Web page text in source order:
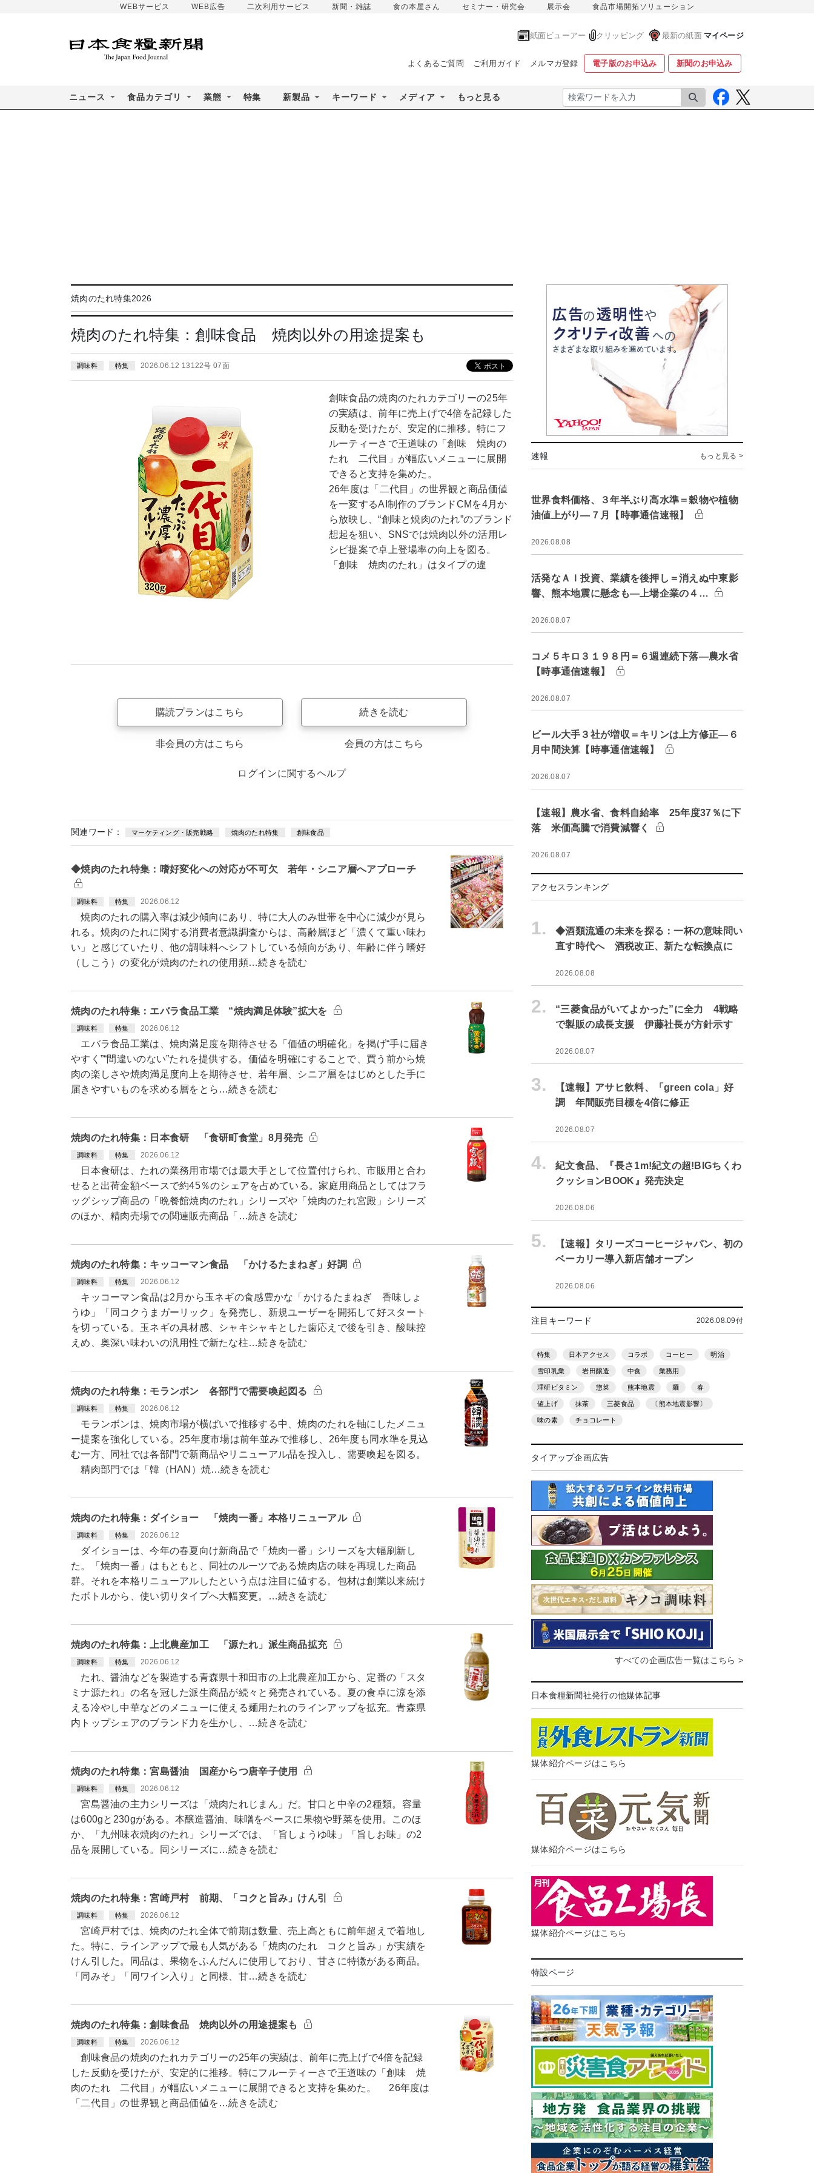
WEBサービス WEB広告 二次利用サービス 新聞・雑誌 食の本屋さん セミナー・研究会 展示会 食品市場開拓ソリューション
紙面ビューアー クリッピング 最新の紙面 マイページ
よくあるご質問 ご利用ガイド メルマガ登録 電子版のお申込み 新聞のお申込み
ニュース 食品カテゴリ 業態 特集 新製品 キーワード メディア もっと見る 検索
焼肉のたれ特集2026
焼肉のたれ特集：創味食品 焼肉以外の用途提案も
調味料 特集 2026.06.12 13122号 07面
創味食品の焼肉のたれカテゴリーの25年
の実績は、前年に売上げで4倍を記録した
反動を受けたが、安定的に推移。特にフ
ルーティーさで王道味の「創味 焼肉の
たれ 二代目」が幅広いメニューに展開
できると支持を集めた。
26年度は「二代目」の世界観と商品価値
を一変するAI制作のブランドCMを4月か
ら放映し、“創味と焼肉のたれ”のブランド
想起を狙い、SNSでは焼肉以外の活用レ
シピ提案で卓上登場率の向上を図る。
「創味 焼肉のたれ」はタイプの違
購読プランはこちら
非会員の方はこちら
続きを読む
会員の方はこちら
ログインに関するヘルプ
関連ワード： マーケティング・販売戦略 焼肉のたれ特集 創味食品
◆焼肉のたれ特集：嗜好変化への対応が不可欠 若年・シニア層へアプローチ
調味料 特集 2026.06.12
焼肉のたれの購入率は減少傾向にあり、特に大人のみ世帯を中心に減少が見ら
れる。焼肉のたれに関する消費者意識調査からは、高齢層ほど「濃くて重い味わ
い」と感じていたり、他の調味料へシフトしている傾向があり、年齢に伴う嗜好
（しこう）の変化が焼肉のたれの使用頻…続きを読む
焼肉のたれ特集：エバラ食品工業 “焼肉満足体験”拡大を
調味料 特集 2026.06.12
エバラ食品工業は、焼肉満足度を期待させる「価値の明確化」を掲げ“手に届き
やすく”“間違いのない”たれを提供する。価値を明確にすることで、買う前から焼
肉の楽しさや焼肉満足度向上を期待させ、若年層、シニア層をはじめとした手に
届きやすいものを求める層をとら…続きを読む
焼肉のたれ特集：日本食研 「食研町食堂」8月発売
調味料 特集 2026.06.12
日本食研は、たれの業務用市場では最大手として位置付けられ、市販用と合わ
せると出荷金額ベースで約45％のシェアを占めている。家庭用商品としてはフラ
ッグシップ商品の「晩餐館焼肉のたれ」シリーズや「焼肉のたれ宮殿」シリーズ
のほか、精肉売場での関連販売商品「…続きを読む
焼肉のたれ特集：キッコーマン食品 「かけるたまねぎ」好調
調味料 特集 2026.06.12
キッコーマン食品は2月から玉ネギの食感豊かな「かけるたまねぎ 香味しょ
うゆ」「同コクうまガーリック」を発売し、新規ユーザーを開拓して好スタート
を切っている。玉ネギの具材感、シャキシャキとした歯応えで後を引き、酸味控
えめ、奥深い味わいの汎用性で新たな柱…続きを読む
焼肉のたれ特集：モランボン 各部門で需要喚起図る
調味料 特集 2026.06.12
モランボンは、焼肉市場が横ばいで推移する中、焼肉のたれを軸にしたメニュ
ー提案を強化している。25年度市場は前年並みで推移し、26年度も同水準を見込
む一方、同社では各部門で新商品やリニューアル品を投入し、需要喚起を図る。
精肉部門では「韓（HAN）焼…続きを読む
焼肉のたれ特集：ダイショー 「焼肉一番」本格リニューアル
調味料 特集 2026.06.12
ダイショーは、今年の春夏向け新商品で「焼肉一番」シリーズを大幅刷新し
た。「焼肉一番」はもともと、同社のルーツである焼肉店の味を再現した商品
群。それを本格リニューアルしたという点は注目に値する。包材は創業以来続け
たボトルから、使い切りタイプへ大幅変更。…続きを読む
焼肉のたれ特集：上北農産加工 「源たれ」派生商品拡充
調味料 特集 2026.06.12
たれ、醤油などを製造する青森県十和田市の上北農産加工から、定番の「スタ
ミナ源たれ」の名を冠した派生商品が続々と発売されている。夏の食卓に涼を添
える冷やし中華などのメニューに使える麺用たれのラインアップを拡充。青森県
内トップシェアのブランド力を生かし、…続きを読む
焼肉のたれ特集：宮島醤油 国産からつ唐辛子使用
調味料 特集 2026.06.12
宮島醤油の主力シリーズは「焼肉たれじまん」だ。甘口と中辛の2種類。容量
は600gと230gがある。本醸造醤油、味噌をベースに果物や野菜を使用。このほ
か、「九州味衣焼肉のたれ」シリーズでは、「旨しょうゆ味」「旨しお味」の2
品を展開している。同シリーズに…続きを読む
焼肉のたれ特集：宮崎戸村 前期、「コクと旨み」けん引
調味料 特集 2026.06.12
宮崎戸村では、焼肉のたれ全体で前期は数量、売上高ともに前年超えで着地し
た。特に、ラインアップで最も人気がある「焼肉のたれ コクと旨み」が実績を
けん引した。同品は、果物をふんだんに使用しており、甘さに特徴がある商品。
「同みそ」「同ワイン入り」と同様、甘…続きを読む
焼肉のたれ特集：創味食品 焼肉以外の用途提案も
調味料 特集 2026.06.12
創味食品の焼肉のたれカテゴリーの25年の実績は、前年に売上げで4倍を記録
した反動を受けたが、安定的に推移。特にフルーティーさで王道味の「創味 焼
肉のたれ 二代目」が幅広いメニューに展開できると支持を集めた。 26年度は
「二代目」の世界観と商品価値を…続きを読む
速報 もっと見る >
世界食料価格、３年半ぶり高水準＝穀物や植物
油値上がり―７月【時事通信速報】
2026.08.08
活発なＡＩ投資、業績を後押し＝消えぬ中東影
響、熊本地震に懸念も―上場企業の４…
2026.08.07
コメ５キロ３１９８円＝６週連続下落―農水省
【時事通信速報】
2026.08.07
ビール大手３社が増収＝キリンは上方修正―６
月中間決算【時事通信速報】
2026.08.07
【速報】農水省、食料自給率 25年度37％に下
落 米価高騰で消費減響く
2026.08.07
アクセスランキング
1.
◆酒類流通の未来を探る：一杯の意味問い
直す時代へ 酒税改正、新たな転換点に
2026.08.08
2.
“三菱食品がいてよかった”に全力 4戦略
で製販の成長支援 伊藤社長が方針示す
2026.08.07
3.
【速報】アサヒ飲料、「green cola」好
調 年間販売目標を4倍に修正
2026.08.07
4.
紀文食品、『長さ1m!紀文の超!BIGちくわ
クッションBOOK』発売決定
2026.08.06
5.
【速報】タリーズコーヒージャパン、初の
ベーカリー導入新店舗オープン
2026.08.06
注目キーワード 2026.08.09付
特集 日本アクセス コラボ コーヒー 明治
雪印乳業 岩田醸造 中食 業務用
理研ビタミン 惣菜 熊本地震 麺 春
値上げ 抹茶 三菱食品 〔熊本地震影響〕
味の素 チョコレート
タイアップ企画広告
すべての企画広告一覧はこちら >
日本食糧新聞社発行の他媒体記事
媒体紹介ページはこちら
媒体紹介ページはこちら
媒体紹介ページはこちら
特設ページ